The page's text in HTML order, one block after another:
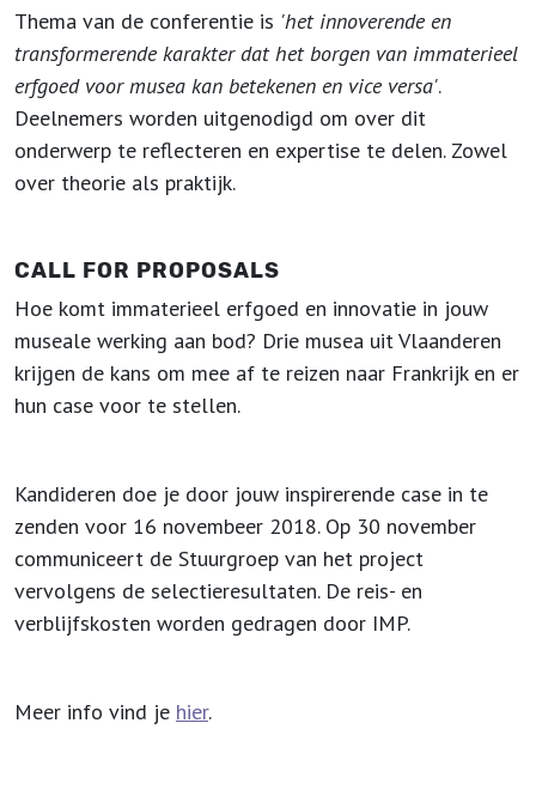
Thema van de conferentie is 'het innoverende en
transformerende karakter dat het borgen van immaterieel
erfgoed voor musea kan betekenen en vice versa'.
Deelnemers worden uitgenodigd om over dit
onderwerp te reflecteren en expertise te delen. Zowel
over theorie als praktijk.
CALL FOR PROPOSALS
Hoe komt immaterieel erfgoed en innovatie in jouw
museale werking aan bod? Drie musea uit Vlaanderen
krijgen de kans om mee af te reizen naar Frankrijk en er
hun case voor te stellen.
Kandideren doe je door jouw inspirerende case in te
zenden voor 16 novembeer 2018. Op 30 november
communiceert de Stuurgroep van het project
vervolgens de selectieresultaten. De reis- en
verblijfskosten worden gedragen door IMP.
Meer info vind je hier.